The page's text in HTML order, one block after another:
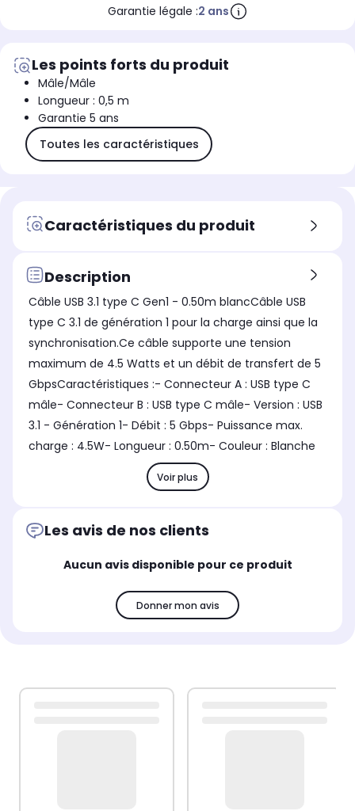
Garantie légale :2 ans
Les points forts du produit
Mâle/Mâle
Longueur : 0,5 m
Garantie 5 ans
Toutes les caractéristiques
Caractéristiques du produit
Description
Câble USB 3.1 type C Gen1 - 0.50m blancCâble USB
type C 3.1 de génération 1 pour la charge ainsi que la
synchronisation.Ce câble supporte une tension
maximum de 4.5 Watts et un débit de transfert de 5
GbpsCaractéristiques :- Connecteur A : USB type C
mâle- Connecteur B : USB type C mâle- Version : USB
3.1 - Génération 1- Débit : 5 Gbps- Puissance max.
charge : 4.5W- Longueur : 0.50m- Couleur : Blanche
Voir plus
Les avis de nos clients
Aucun avis disponible pour ce produit
Donner mon avis